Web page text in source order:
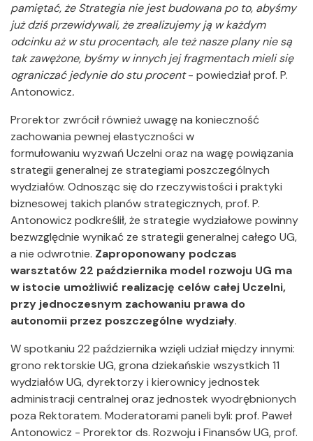
pamiętać, że Strategia nie jest budowana po to, abyśmy
już dziś przewidywali, że zrealizujemy ją w każdym
odcinku aż w stu procentach, ale też nasze plany nie są
tak zawężone, byśmy w innych jej fragmentach mieli się
ograniczać jedynie do stu procent- powiedział prof. P.
Antonowicz.
Prorektor zwrócił również uwagę na konieczność
zachowania pewnej elastyczności w
formułowaniu wyzwań Uczelni oraz na wagę powiązania
strategii generalnej ze strategiami poszczególnych
wydziałów. Odnosząc się do rzeczywistości i praktyki
biznesowej takich planów strategicznych, prof. P.
Antonowicz podkreślił, że strategie wydziałowe powinny
bezwzględnie wynikać ze strategii generalnej całego UG,
a nie odwrotnie. Zaproponowany podczas
warsztatów 22 października model rozwoju UG ma
w istocie umożliwić realizację celów całej Uczelni,
przy jednoczesnym zachowaniu prawa do
autonomii przez poszczególne wydziały.
W spotkaniu 22 października wzięli udział między innymi:
grono rektorskie UG, grona dziekańskie wszystkich 11
wydziałów UG, dyrektorzy i kierownicy jednostek
administracji centralnej oraz jednostek wyodrębnionych
poza Rektoratem. Moderatorami paneli byli: prof. Paweł
Antonowicz - Prorektor ds. Rozwoju i Finansów UG, prof.